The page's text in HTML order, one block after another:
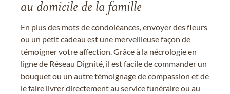
au domicile de la famille
En plus des mots de condoléances, envoyer des fleurs
ou un petit cadeau est une merveilleuse façon de
témoigner votre affection. Grâce à la nécrologie en
ligne de Réseau Dignité, il est facile de commander un
bouquet ou un autre témoignage de compassion et de
le faire livrer directement au service funéraire ou au